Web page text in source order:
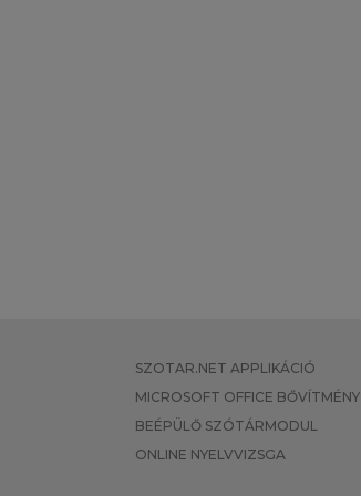
SZOTAR.NET APPLIKÁCIÓ
MICROSOFT OFFICE BŐVÍTMÉNY
BEÉPÜLŐ SZÓTÁRMODUL
ONLINE NYELVVIZSGA